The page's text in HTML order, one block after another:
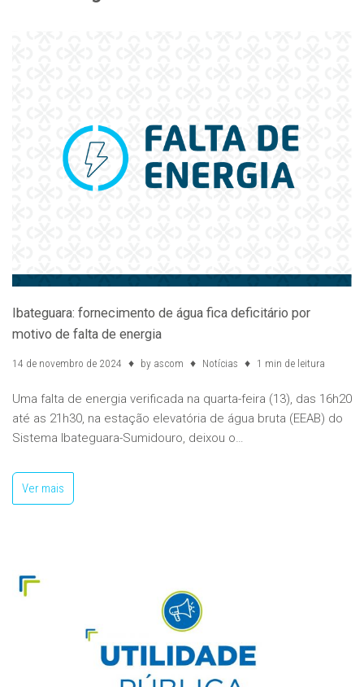
Ibateguara: fornecimento de água fica deficitário por
motivo de falta de energia
14 de novembro de 2024 by ascom Notícias 1 min de leitura
Uma falta de energia verificada na quarta-feira (13), das 16h20
até as 21h30, na estação elevatória de água bruta (EEAB) do
Sistema Ibateguara-Sumidouro, deixou o…
Ver mais